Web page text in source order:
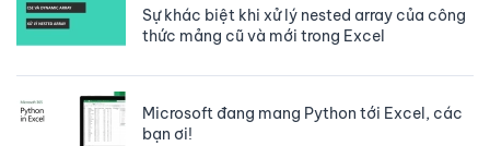
Sự khác biệt khi xử lý nested array của công
thức mảng cũ và mới trong Excel
Microsoft đang mang Python tới Excel, các
bạn ơi!